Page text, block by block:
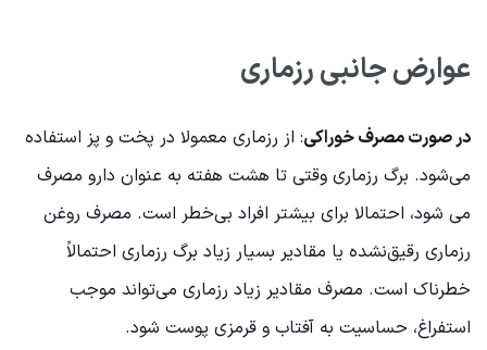
عوارض جانبی رزماری
در صورت مصرف خوراکی: از رزماری معمولا در پخت و پز استفاده
می‌شود. برگ رزماری وقتی تا هشت هفته به عنوان دارو مصرف
می شود، احتمالا برای بیشتر افراد بی‌خطر است. مصرف روغن
رزماری رقیق‌نشده یا مقادیر بسیار زیاد برگ رزماری احتمالاً
خطرناک است. مصرف مقادیر زیاد رزماری می‌تواند موجب
استفراغ، حساسیت به آفتاب و قرمزی پوست شود.